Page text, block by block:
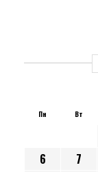
Пн Вт
6
7